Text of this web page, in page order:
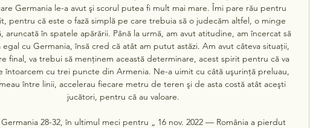
Germania le-a avut şi scorul putea fi mult mai mare. Îmi pare rău pentru
pentru că este o fază simplă pe care trebuia să o judecăm altfel, o minge
aruncată în spatele apărării. Până la urmă, am avut atitudine, am încercat să
egal cu Germania, însă cred că atât am putut astăzi. Am avut câteva situaţii,
final, va trebui să menţinem această determinare, acest spirit pentru că va
întoarcem cu trei puncte din Armenia. Ne-a uimit cu câtă uşurinţă preluau,
între linii, accelerau fiecare metru de teren şi de asta costă atât aceşti
jucători, pentru că au valoare.
Germania 28-32, în ultimul meci pentru „ 16 nov. 2022 — România a pierdut